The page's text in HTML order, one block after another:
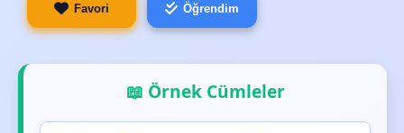
Favori Öğrendim
📖 Örnek Cümleler